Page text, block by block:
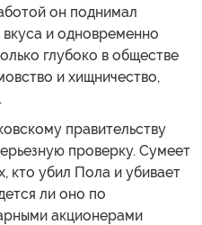
он поднимал
и одновременно
глубоко в обществе
и хищничество,
правительству
проверку. Сумеет
кто убил Пола и убивает
ли оно по
акционерами